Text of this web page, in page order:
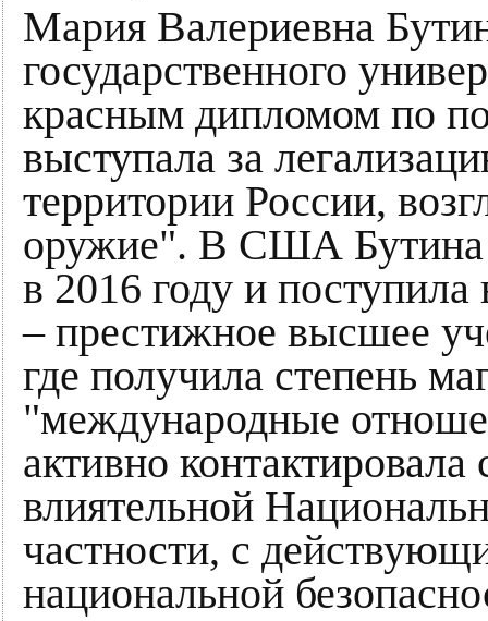
Мария Валериевна
государственного
красным дипломом по
выступала за
территории России,
оружие". В США Бутина
в 2016 году и
– престижное высшее
где получила степень
"международные
активно контактировала
влиятельной
частности, с
национальной